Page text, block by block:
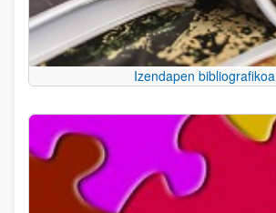
Izendapen bibliografikoa